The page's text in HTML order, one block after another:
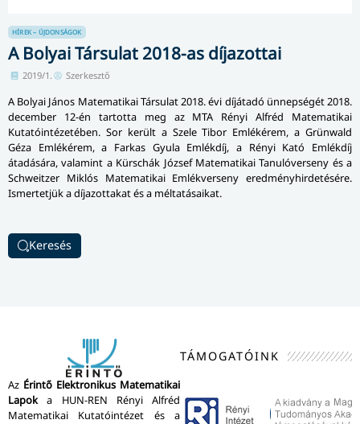
HÍREK – ÚJDONSÁGOK
A Bolyai Társulat 2018-as díjazottai
2019/1. Szerkesztő
A Bolyai János Matematikai Társulat 2018. évi díjátadó ünnepségét 2018.
december 12-én tartotta meg az MTA Rényi Alfréd Matematikai
Kutatóintézetében. Sor került a Szele Tibor Emlékérem, a Grünwald
Géza Emlékérem, a Farkas Gyula Emlékdíj, a Rényi Kató Emlékdíj
átadására, valamint a Kürschák József Matematikai Tanulóverseny és a
Schweitzer Miklós Matematikai Emlékverseny ered­mény­hir­de­té­sé­re.
Ismertetjük a díjazottakat és a méltatásaikat.
Keresés
Az Érintő Elektronikus Matematikai
Lapoka HUN-REN Rényi Alfréd
Matematikai Kutatóintézet és a
TÁMOGATÓINK